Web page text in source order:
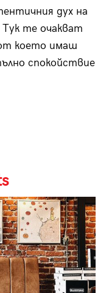
дух на
те очакват
което имаш
спокойствие